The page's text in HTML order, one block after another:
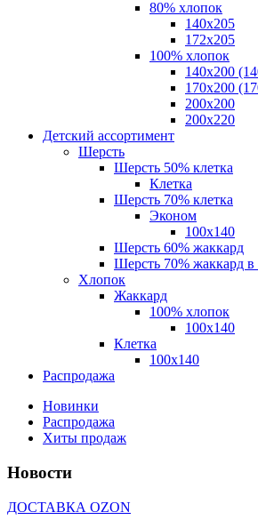
80% хлопок
140x205
172х205
100% хлопок
140x200
170x200
200х200
200х220
Детский ассортимент
Шерсть
Шерсть 50% клетка
Клетка
Шерсть 70% клетка
Эконом
100x140
Шерсть 60% жаккард
Шерсть 70% жаккард в
Хлопок
Жаккард
100% хлопок
100x140
Клетка
100х140
Распродажа
Новинки
Распродажа
Хиты продаж
Новости
ДОСТАВКА OZON